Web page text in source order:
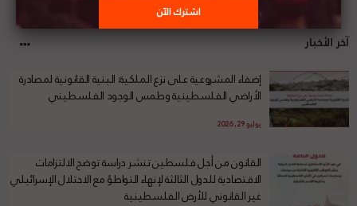
آخر الأخبار
إضفاء المشروعية على نزع الملكية: البنية القانونية لمصادرة
الأراضي الفلسطينية وطمس الوجود الفلسطيني
يوليو 29, 2026
القانون من أجل فلسطين تنشر دراسة توضح الالتزامات
الاقتصادية للدول الثالثة لإنهاء التواطؤ مع الاحتلال الإسرائيلي
غير القانوني للأرض الفلسطينية